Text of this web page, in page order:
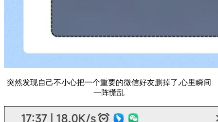
突然发现自己不小心把一个重要的微信好友删掉了,心里瞬间
一阵慌乱